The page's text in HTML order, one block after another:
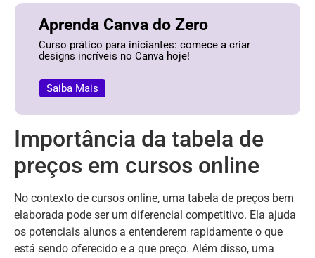
Aprenda Canva do Zero
Curso prático para iniciantes: comece a criar
designs incríveis no Canva hoje!
Saiba Mais
Importância da tabela de
preços em cursos online
No contexto de cursos online, uma tabela de preços bem
elaborada pode ser um diferencial competitivo. Ela ajuda
os potenciais alunos a entenderem rapidamente o que
está sendo oferecido e a que preço. Além disso, uma